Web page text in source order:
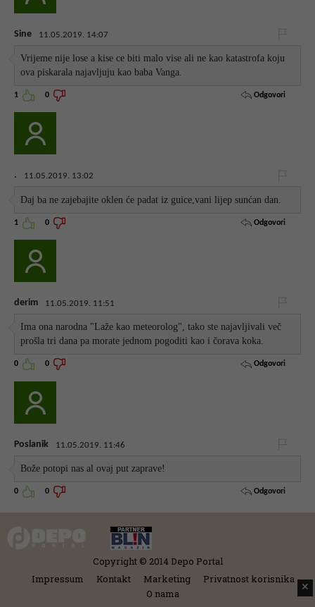
Sine 11.05.2019. 14:07
Vrijeme nije lose a kise ce biti malo vise ali ne kao katastrofa koju
ova piskarala najavljuju kao baba Vanga.
1 0 Odgovori
. 11.05.2019. 13:02
Daj ba ne zajebajite oklen će padat iz guice,vani lijep sunćan dan.
1 0 Odgovori
derim 11.05.2019. 11:51
Ima ona narodna "Laže kao meteorolog", tako ste najavljivali več
prošla tri dana pa morate jednom pogoditi kao i čorava koka.
0 0 Odgovori
Poslanik 11.05.2019. 11:46
Bože potopi nas al ovaj put zaprave!
0 0 Odgovori
Copyright © 2014 Depo Portal
Impressum
Kontakt Marketing
Privatnost korisnika
O nama
✕